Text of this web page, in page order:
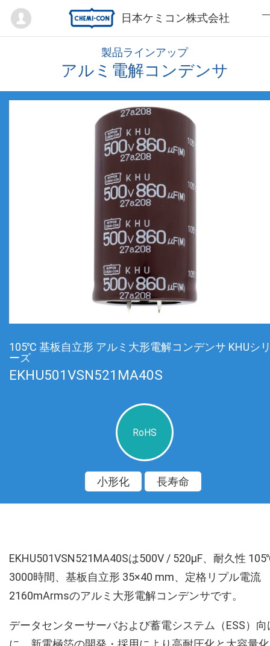
日本ケミコン株式会社
Mypage
製品ラインアップ
アルミ電解コンデンサ
105℃ 基板自立形 アルミ大形電解コンデンサ KHUシ
ーズ
EKHU501VSN521MA40S
RoHS
小形化 長寿命
EKHU501VSN521MA40Sは500V / 520µF、耐久性
3000時間、基板自立形 35×40 mm、定格リプル電流
2160mArmsのアルミ大形電解コンデンサです。
データセンターサーバおよび蓄電システム（ESS）向